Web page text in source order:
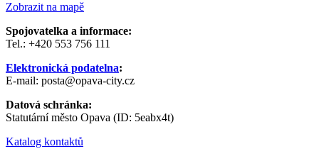
Zobrazit na mapě
Spojovatelka a informace:
Tel.: +420 553 756 111
Elektronická podatelna:
E-mail: posta@opava-city.cz
Datová schránka:
Statutární město Opava (ID: 5eabx4t)
Katalog kontaktů